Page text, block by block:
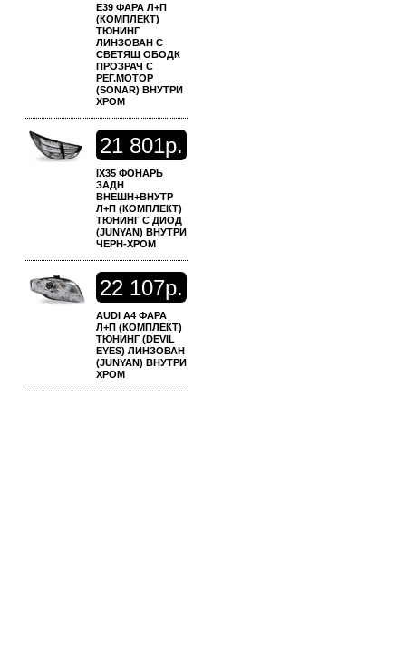
E39 ФАРА Л+П
(КОМПЛЕКТ)
ТЮНИНГ
ЛИНЗОВАН С
СВЕТЯЩ ОБОДК
ПРОЗРАЧ С
РЕГ.МОТОР
(SONAR) ВНУТРИ
ХРОМ
21 801р.
IX35 ФОНАРЬ
ЗАДН
ВНЕШН+ВНУТР
Л+П (КОМПЛЕКТ)
ТЮНИНГ С ДИОД
(JUNYAN) ВНУТРИ
ЧЕРН-ХРОМ
22 107р.
AUDI A4 ФАРА
Л+П (КОМПЛЕКТ)
ТЮНИНГ (DEVIL
EYES) ЛИНЗОВАН
(JUNYAN) ВНУТРИ
ХРОМ